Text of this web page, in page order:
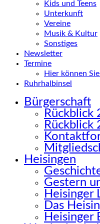
Kids und Teens
Unterkunft
Vereine
Musik & Kultur
Sonstiges
Newsletter
Termine
Hier können
Ruhrhalbinsel
Bürgerschaft
Rückblick
Rückblick
Heisingen
Gestern
Heisinger
Das
Heisinger